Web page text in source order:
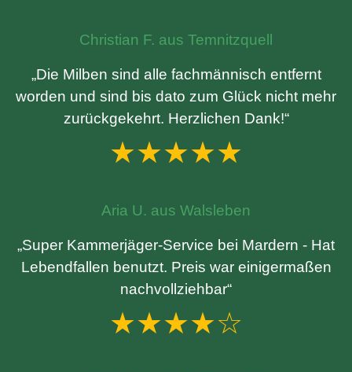
Christian F. aus Temnitzquell
„Die Milben sind alle fachmännisch entfernt
worden und sind bis dato zum Glück nicht mehr
zurückgekehrt. Herzlichen Dank!“
★★★★★
Aria U. aus Walsleben
„Super Kammerjäger-Service bei Mardern - Hat
Lebendfallen benutzt. Preis war einigermaßen
nachvollziehbar“
★★★★☆